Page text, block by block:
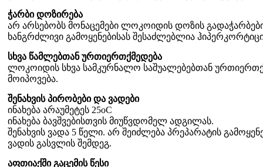
ჭარბი დოზირება
არ არსებობს მონაცემები ლოკოიდის დოზის
ხანგრძლივი გამოყენებისას შესაძლებლია
სხვა წამლებთან ურთიერთქმედება
ლოკოიდის სხვა სამკურნალო საშუალებებთან
მოიპოვება.
შენახვის პირობები და ვადები
ინახება არაუმეტეს 25oC
ინახება ბავშვებისთვის მიუწვდომელ ადგილას.
შენახვის ვადა 5 წელი. არ შეიძლება პრეპარატის
ვადის გასვლის შემდეგ.
აფთიაქში გაცემის წესი